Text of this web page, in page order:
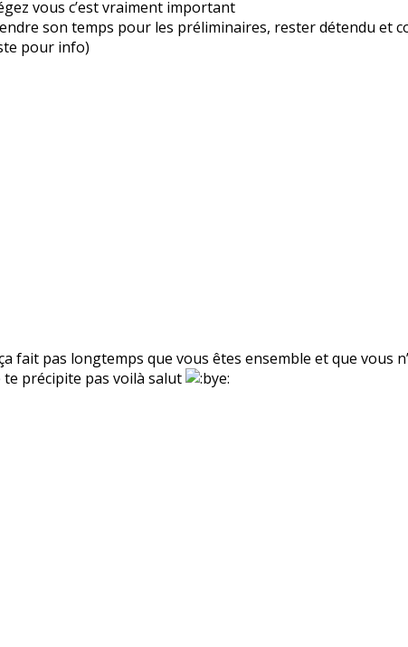
vous c’est vraiment important
son temps pour les préliminaires, rester détendu et
pour info)
fait pas longtemps que vous êtes ensemble et que vous
précipite pas voilà salut